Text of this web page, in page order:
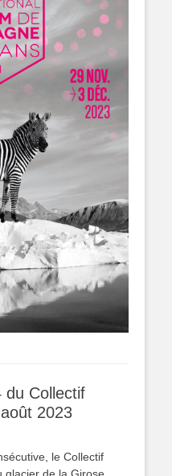
du Collectif
2023
le Collectif